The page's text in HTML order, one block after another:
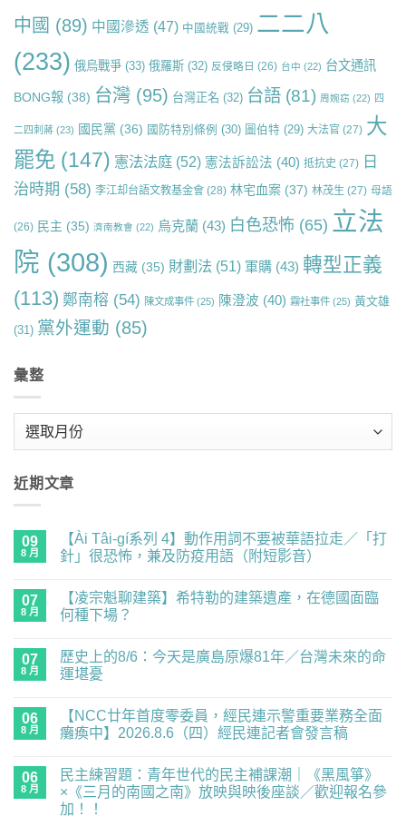
中國 (89) 中國滲透 (47) 中國統戰 (29) 二二八
(233) 俄烏戰爭 (33) 俄羅斯 (32) 反侵略日 (26) 台中 (22) 台文通訊
BONG報 (38) 台灣 (95) 台灣正名 (32) 台語 (81) 周婉窈 (22) 四
二四刺蔣 (23) 國民黨 (36) 國防特別條例 (30) 圖伯特 (29) 大法官 (27) 大
罷免 (147) 憲法法庭 (52) 憲法訴訟法 (40) 抵抗史 (27) 日
治時期 (58) 李江却台語文教基金會 (28) 林宅血案 (37) 林茂生 (27) 母語
(26) 民主 (35) 濟南教會 (22) 烏克蘭 (43) 白色恐怖 (65) 立法
院 (308) 西藏 (35) 財劃法 (51) 軍購 (43) 轉型正義
(113) 鄭南榕 (54) 陳文成事件 (25) 陳澄波 (40) 霧社事件 (25) 黃文雄
(31) 黨外運動 (85)
彙整
近期文章
09
8 月
【Ài Tâi-gí系列 4】動作用詞不要被華語拉走／「打
針」很恐怖，兼及防疫用語（附短影音）
Tâi-
gí
系
動
作
用
被
華
走
「打
針」
言
07
8 月
【凌宗魁聊建築】希特勒的建築遺產，在德國面臨
何種下場？
宗
魁
聊
特
勒
築
產，
在
留
言
07
8 月
歷史上的8/6：今天是廣島原爆81年／台灣未來的命
運堪憂
上
的
天
廣
島
言
06
8 月
【NCC廿年首度零委員，經民連示警重要業務全面
癱瘓中】2026.8.6（四）經民連記者會發言稿
廿
首
度
留
言
06
8 月
民主練習題：青年世代的民主補課潮｜《黑風箏》
×《三月的南國之南》放映與映後座談／歡迎報名參
加！！